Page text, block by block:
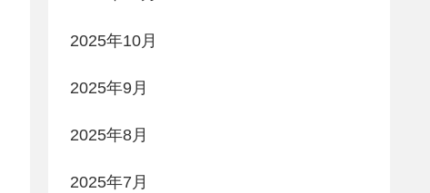
2025年10月
2025年9月
2025年8月
2025年7月